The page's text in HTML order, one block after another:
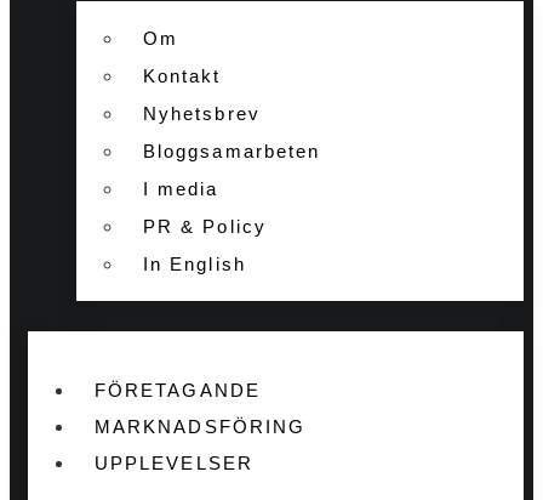
Om
Kontakt
Nyhetsbrev
Bloggsamarbeten
I media
PR & Policy
In English
FÖRETAGANDE
MARKNADSFÖRING
UPPLEVELSER